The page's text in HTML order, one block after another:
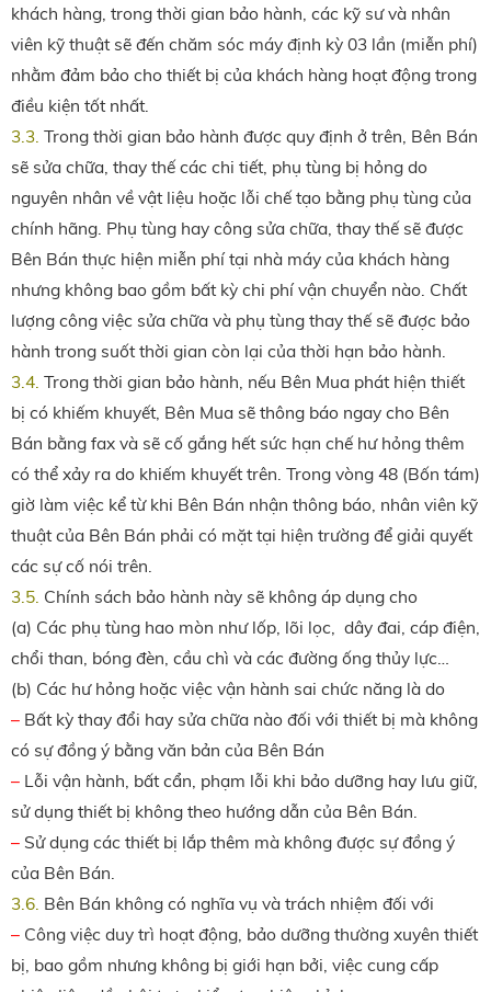
khách hàng, trong thời gian bảo hành, các kỹ sư và nhân
viên kỹ thuật sẽ đến chăm sóc máy định kỳ 03 lần (miễn phí)
nhằm đảm bảo cho thiết bị của khách hàng hoạt động trong
điều kiện tốt nhất.
3.3. Trong thời gian bảo hành được quy định ở trên, Bên Bán
sẽ sửa chữa, thay thế các chi tiết, phụ tùng bị hỏng do
nguyên nhân về vật liệu hoặc lỗi chế tạo bằng phụ tùng của
chính hãng. Phụ tùng hay công sửa chữa, thay thế sẽ được
Bên Bán thực hiện miễn phí tại nhà máy của khách hàng
nhưng không bao gồm bất kỳ chi phí vận chuyển nào. Chất
lượng công việc sửa chữa và phụ tùng thay thế sẽ được bảo
hành trong suốt thời gian còn lại của thời hạn bảo hành.
3.4. Trong thời gian bảo hành, nếu Bên Mua phát hiện thiết
bị có khiếm khuyết, Bên Mua sẽ thông báo ngay cho Bên
Bán bằng fax và sẽ cố gắng hết sức hạn chế hư hỏng thêm
có thể xảy ra do khiếm khuyết trên. Trong vòng 48 (Bốn tám)
giờ làm việc kể từ khi Bên Bán nhận thông báo, nhân viên kỹ
thuật của Bên Bán phải có mặt tại hiện trường để giải quyết
các sự cố nói trên.
3.5. Chính sách bảo hành này sẽ không áp dụng cho
(a) Các phụ tùng hao mòn như lốp, lõi lọc, dây đai, cáp điện,
chổi than, bóng đèn, cầu chì và các đường ống thủy lực…
(b) Các hư hỏng hoặc việc vận hành sai chức năng là do
– Bất kỳ thay đổi hay sửa chữa nào đối với thiết bị mà không
có sự đồng ý bằng văn bản của Bên Bán
– Lỗi vận hành, bất cẩn, phạm lỗi khi bảo dưỡng hay lưu giữ,
sử dụng thiết bị không theo hướng dẫn của Bên Bán.
– Sử dụng các thiết bị lắp thêm mà không được sự đồng ý
của Bên Bán.
3.6. Bên Bán không có nghĩa vụ và trách nhiệm đối với
– Công việc duy trì hoạt động, bảo dưỡng thường xuyên thiết
bị, bao gồm nhưng không bị giới hạn bởi, việc cung cấp